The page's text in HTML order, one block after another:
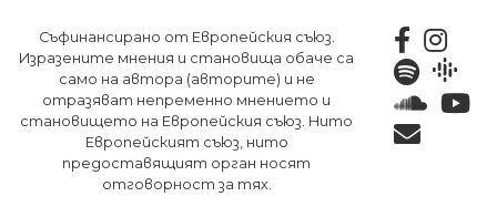
към
основното
съдържание
Съфинансирано от Европейския съюз.
Изразените мнения и становища обаче са
само на автора (авторите) и не
отразяват непременно мнението и
становището на Европейския съюз. Нито
Европейският съюз, нито
предоставящият орган носят
отговорност за тях.